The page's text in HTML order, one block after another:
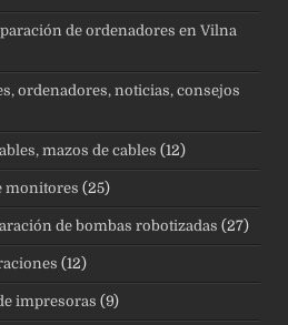
de ordenadores en Vilna
ordenadores, noticias, consejos
mazos de cables (12)
monitores (25)
de bombas robotizadas (27)
(12)
impresoras (9)